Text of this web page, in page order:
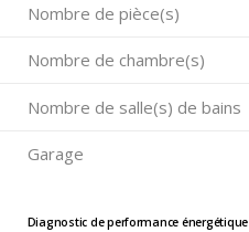
Nombre de pièce(s)
Nombre de chambre(s)
Nombre de salle(s) de bains
Garage
Diagnostic de performance énergétique